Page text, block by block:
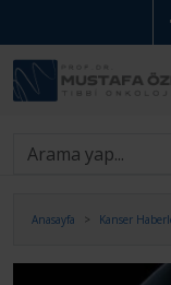
Anasayfa Kanser